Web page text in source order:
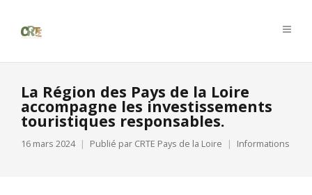
La Région des Pays de la Loire
accompagne les investissements
touristiques responsables.
16 mars 2024 Publié par CRTE Pays de la Loire Informations